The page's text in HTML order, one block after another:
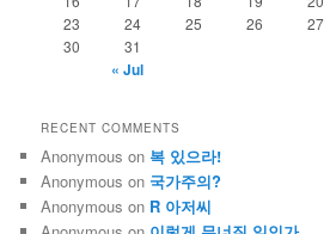
23
24 25 26 27
30
31
« Jul
RECENT COMMENTS
Anonymous on 복 있으라!
Anonymous on 국가주의?
Anonymous on R 아저씨